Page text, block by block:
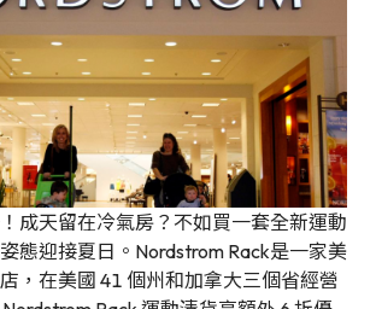
成天留在冷氣房？不如買一套全新運動
態迎接夏日。Nordstrom Rack是一家美
，在美國 41 個州和加拿大三個省經營